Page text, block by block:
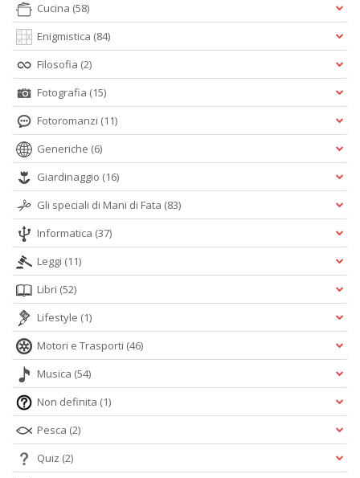
Cucina (58)
Enigmistica (84)
Filosofia (2)
Fotografia (15)
Fotoromanzi (11)
Generiche (6)
Giardinaggio (16)
Gli speciali di Mani di Fata (83)
Informatica (37)
Leggi (11)
Libri (52)
Lifestyle (1)
Motori e Trasporti (46)
Musica (54)
Non definita (1)
Pesca (2)
Quiz (2)